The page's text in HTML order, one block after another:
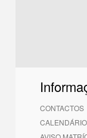
CONTACTOS